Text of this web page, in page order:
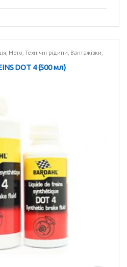
, Мото, Технічні рідини, Вантажівки,
DOT 4 (500 мл)